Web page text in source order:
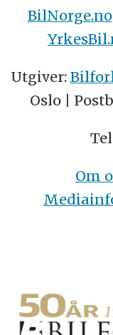
BilNorge.no
Utgiver:
Oslo |
Om